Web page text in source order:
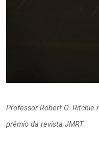
Professor Robert O.
prêmio da revista JMRT